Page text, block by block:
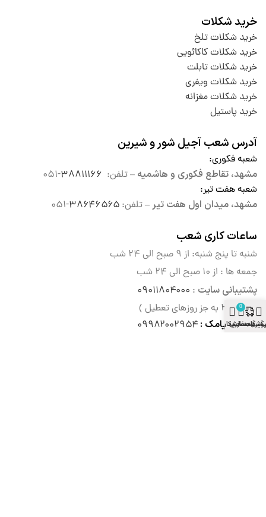
خرید شکلات
خرید شکلات تلخ
خرید شکلات کاکائویی
خرید شکلات تابلت
خرید شکلات ویفری
خرید شکلات مغزانه
خرید پاستیل
آدرس شعب آجیل شور و شیرین
شعبه فکوری:
مشهد، تقاطع فکوری و هاشمیه –تلفن: ۳۸۸۱۱۱۶۶-۰۵۱
شعبه هفت تیر:
مشهد، میدان اول هفت تیر –تلفن: ۳۸۶۴۶۵۶۵-۰۵۱
ساعات کاری شعب
شنبه تا پنج شنبه: از ۹ صبح الی
۲۴ شب
جمعه ها : از ۱۰ صبح الی ۲۴ شب
پشتیبانی سایت : ۰۹۰۱۱۸۰۴۰۰۰
( ۹ الی ۲۱ به جز روزهای تعطیل )
سامانه پیامک : ۰۹۹۸۲۰۰۲۹۵۴ سفارش
0
سبد خرید
حساب کاربری